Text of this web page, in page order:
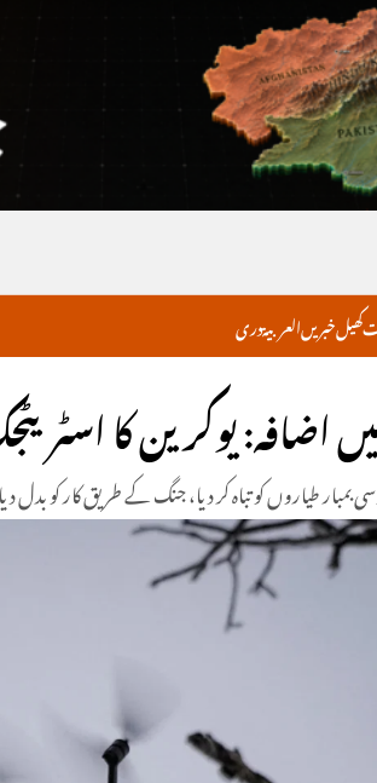
خبریںکھیل دریالعربية
اضافہ: یوکرین کا
طیاروں کو تباہ کر دیا، جنگ کے طریق کار کو